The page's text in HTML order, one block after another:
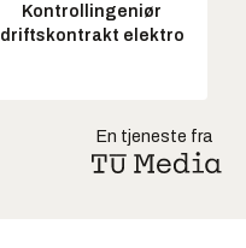
Kontrollingeniør
driftskontrakt elektro
En tjeneste fra